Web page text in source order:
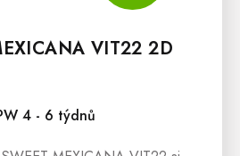
VIT22 2D
4 - 6 týdnů